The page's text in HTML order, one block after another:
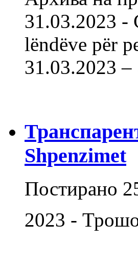
31.03.2023 -
lëndëve për
31.03.2023
Shpenzimet
Постирано
2023 -